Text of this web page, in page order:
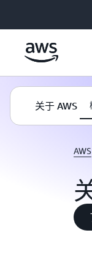
关于 AWS
AWS